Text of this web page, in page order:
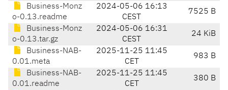
Business-Monz
o-0.13.readme
2024-05-06 16:13
CEST
7525 B
Business-Monz
o-0.13.tar.gz
2024-05-06 16:31
CEST
24 KiB
Business-NAB-
0.01.meta
2025-11-25 11:45
CET
983 B
Business-NAB-
0.01.readme
2025-11-25 11:45
CET
380 B